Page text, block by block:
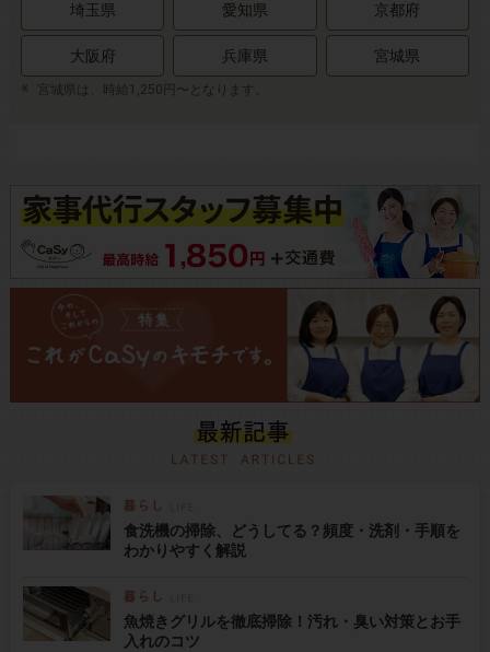
埼玉県 愛知県 京都府
大阪府 兵庫県 宮城県
宮城県は、時給1,250円〜となります。
食洗機の掃除、どうしてる？頻度・洗剤・手順を
わかりやすく解説
魚焼きグリルを徹底掃除！汚れ・臭い対策とお手
入れのコツ